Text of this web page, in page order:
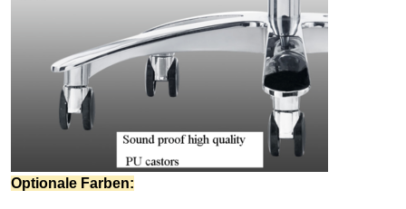
Optionale Farben: